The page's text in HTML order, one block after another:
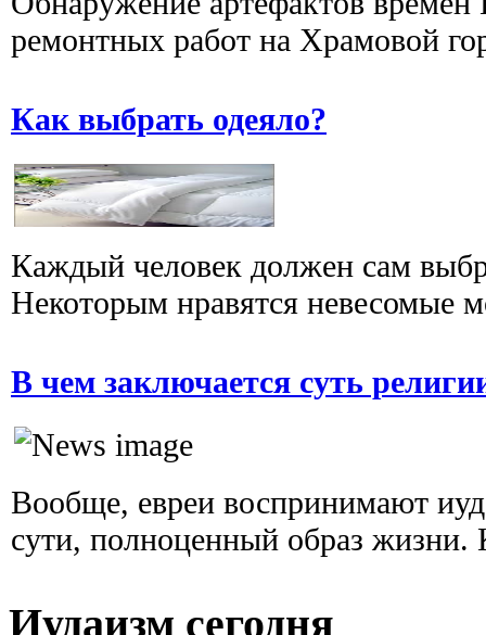
ремонтных работ на Храмовой
Как выбрать одеяло?
Каждый человек должен сам
Некоторым нравятся невесомые
В чем заключается суть
Вообще, евреи воспринимают
сути, полноценный образ жизни.
Иудаизм сегодня